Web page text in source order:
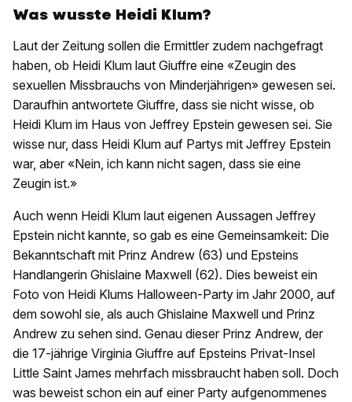
Was wusste Heidi Klum?
Laut der Zeitung sollen die Ermittler zudem nachgefragt
haben, ob Heidi Klum laut Giuffre eine «Zeugin des
sexuellen Missbrauchs von Minderjährigen» gewesen sei.
Daraufhin antwortete Giuffre, dass sie nicht wisse, ob
Heidi Klum im Haus von Jeffrey Epstein gewesen sei. Sie
wisse nur, dass Heidi Klum auf Partys mit Jeffrey Epstein
war, aber «Nein, ich kann nicht sagen, dass sie eine
Zeugin ist.»
Auch wenn Heidi Klum laut eigenen Aussagen Jeffrey
Epstein nicht kannte, so gab es eine Gemeinsamkeit: Die
Bekanntschaft mit Prinz Andrew (63) und Epsteins
Handlangerin Ghislaine Maxwell (62). Dies beweist ein
Foto von Heidi Klums Halloween-Party im Jahr 2000, auf
dem sowohl sie, als auch Ghislaine Maxwell und Prinz
Andrew zu sehen sind. Genau dieser Prinz Andrew, der
die 17-jährige Virginia Giuffre auf Epsteins Privat-Insel
Little Saint James mehrfach missbraucht haben soll. Doch
was beweist schon ein auf einer Party aufgenommenes